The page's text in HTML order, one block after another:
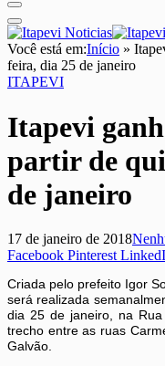
Você está em:Início »
feira, dia 25 de janeiro
ITAPEVI
Itapevi
partir de
de janeiro
17 de janeiro de 2018
Facebook Pinterest
Criada pelo prefeito Igor
será realizada
dia 25 de janeiro, na Rua
trecho entre as ruas
Galvão.